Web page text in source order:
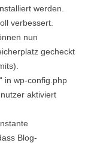
werden.
verbessert.
nun
gecheckt
in wp-config.php
aktiviert
Blog-